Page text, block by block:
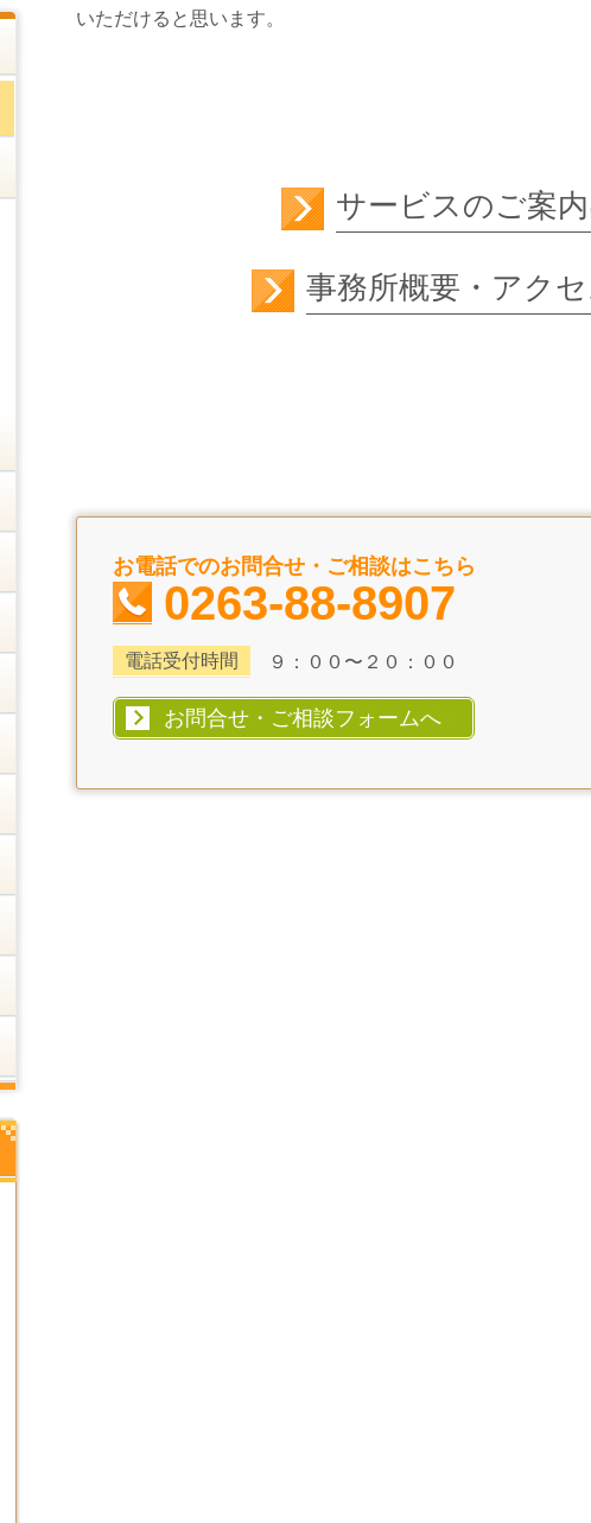
いただけると思います。
サービスのご案
事務所概要・アク
お電話でのお問合せ・ご相談はこちら
0263-88-8907
電話受付時間 ９：００〜２０：００
お問合せ・ご相談フォームへ